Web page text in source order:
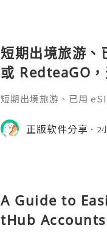
短期出境旅游
或 RedteaGO
码 + 通话短信”
餐）。长
短期出境旅游、已用
络）：优先 RedteaGO
公数字游民，或手机不
正版软件分享 2
A Guide to
tHub